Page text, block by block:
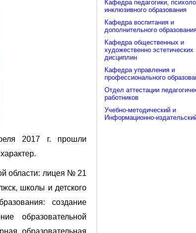
2017 г. прошли
области: лицея № 21
школы и детского
создание
образовательной
образовательная
Кафедра педагогики,
инклюзивного образования
Кафедра воспитания и
дополнительного
Кафедра общественных и
художественно эстетических
дисциплин
Кафедра управления и
профессионального
Отдел аттестации
работников
Учебно-методический и
Информационно-